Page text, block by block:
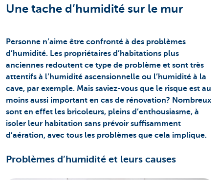
Une tache d’humidité sur le mur
Personne n’aime être confronté à des problèmes
d’humidité. Les propriétaires d’habitations plus
anciennes redoutent ce type de problème et sont très
attentifs à l’humidité ascensionnelle ou l’humidité à la
cave, par exemple. Mais saviez-vous que le risque est au
moins aussi important en cas de rénovation? Nombreux
sont en effet les bricoleurs, pleins d’enthousiasme, à
isoler leur habitation sans prévoir suffisamment
d’aération, avec tous les problèmes que cela implique.
Problèmes d’humidité et leurs causes